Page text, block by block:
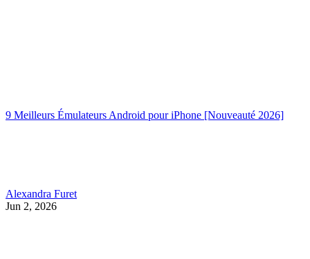
9 Meilleurs Émulateurs Android pour iPhone [Nouveauté 2026]
Alexandra Furet
Jun 2, 2026